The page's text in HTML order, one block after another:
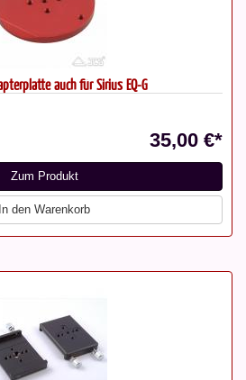
auch für Sirius EQ-G
35,00 €*
Zum Produkt
In den Warenkorb